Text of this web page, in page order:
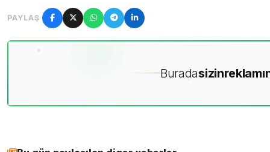
PAYLAŞ
Buradasizin